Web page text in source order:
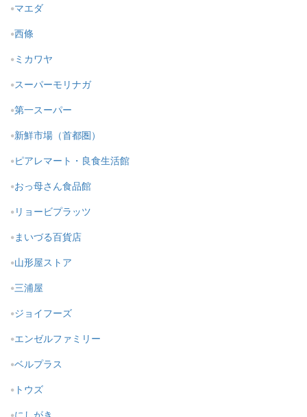
マエダ
西條
ミカワヤ
スーパーモリナガ
第一スーパー
新鮮市場（首都圏）
ピアレマート・良食生活館
おっ母さん食品館
リョービプラッツ
まいづる百貨店
山形屋ストア
三浦屋
ジョイフーズ
エンゼルファミリー
ベルプラス
トウズ